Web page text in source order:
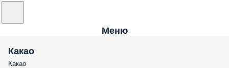
Меню
Какао
Какао